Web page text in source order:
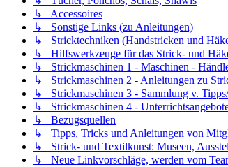
↳ Accessoires
↳ Sonstige Links (zu Anleitungen)
↳ Stricktechniken (Handstricken und
↳ Hilfswerkzeuge für das Strick- und
↳ Strickmaschinen 1 - Maschinen -
↳ Strickmaschinen 2 - Anleitungen zu
↳ Strickmaschinen 3 - Sammlung v.
↳ Strickmaschinen 4 -
↳ Bezugsquellen
↳ Tipps, Tricks und Anleitungen von
↳ Strick- und Textilkunst: Museen,
↳ Neue Linkvorschläge, werden vom